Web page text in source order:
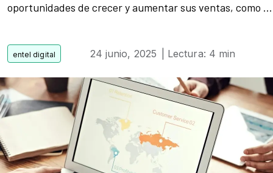
oportunidades de crecer y aumentar sus ventas, como ...
24 junio, 2025 | Lectura: 4 min